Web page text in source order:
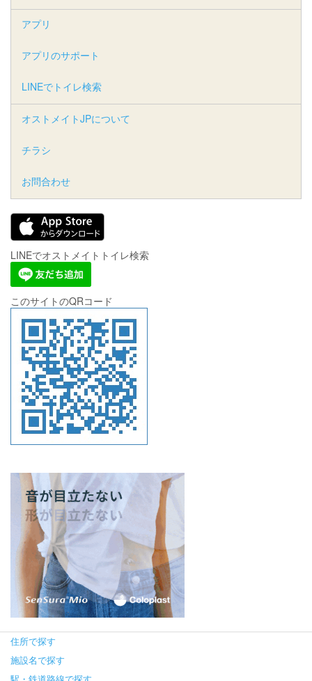
アプリ
アプリのサポート
LINEでトイレ検索
オストメイトJPについて
チラシ
お問合わせ
LINEでオストメイトトイレ検索
このサイトのQRコード
住所で探す
施設名で探す